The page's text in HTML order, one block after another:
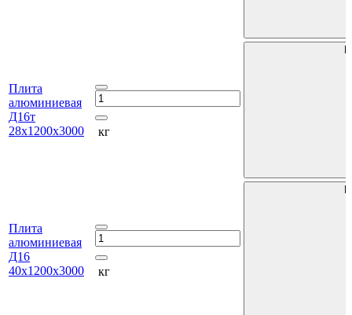
Плита
алюминиевая
Д16т
28х1200х3000
кг
Плита
алюминиевая
Д16
40х1200х3000
кг